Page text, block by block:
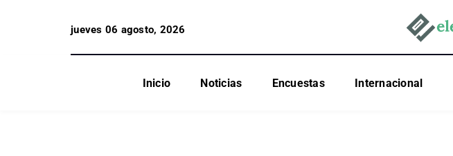
jueves 06 agosto, 2026
Inicio Noticias Encuestas Internacional